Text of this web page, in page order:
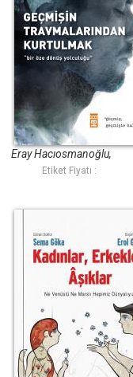
Geçmişin
Travmalarından
Kurtulmak
Eray Hacıosmanoğlu,
Zeynep Dizmen
Etiket Fiyatı :